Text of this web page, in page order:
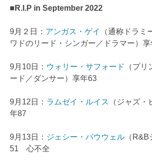
■R.I.P in September 2022
9月２日： アンガス・ゲイ
（通称ドラミ
ワドのリード・シンガー／ドラマー）享
9月10日： ウォリー・サフォード
（プ
ード／ダンサー）享年63
9月12日： ラムゼイ・ルイス
（ジャズ
年87
9月13日： ジェシー・パウウェル （
51 心不全